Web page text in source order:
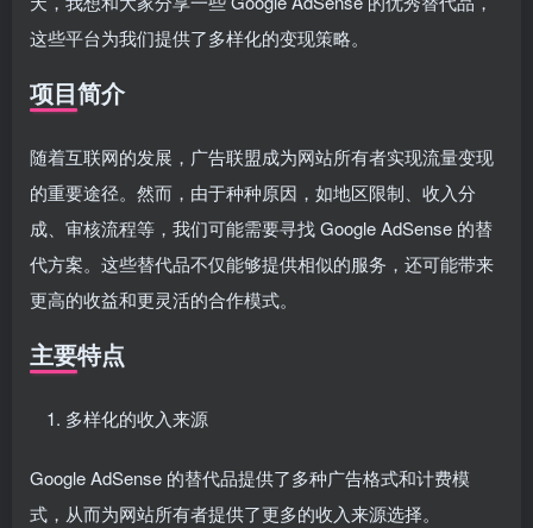
这些平台为我们提供了多样化的变现策略。
项目简介
随着互联网的发展，广告联盟成为网站所有者实现流量变现
的重要途径。然而，由于种种原因，如地区限制、收入分
成、审核流程等，我们可能需要寻找 Google AdSense 的替
代方案。这些替代品不仅能够提供相似的服务，还可能带来
更高的收益和更灵活的合作模式。
主要特点
多样化的收入来源
Google AdSense 的替代品提供了多种广告格式和计费模
式，从而为网站所有者提供了更多的收入来源选择。